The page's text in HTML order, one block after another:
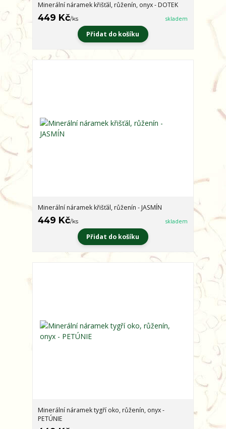
Minerální náramek křišťál, růženín, onyx - DOTEK
449 Kč/ks skladem
Přidat do košíku
Minerální náramek křišťál, růženín - JASMÍN
449 Kč/ks skladem
Přidat do košíku
Minerální náramek tygří oko, růženín, onyx -
PETÚNIE